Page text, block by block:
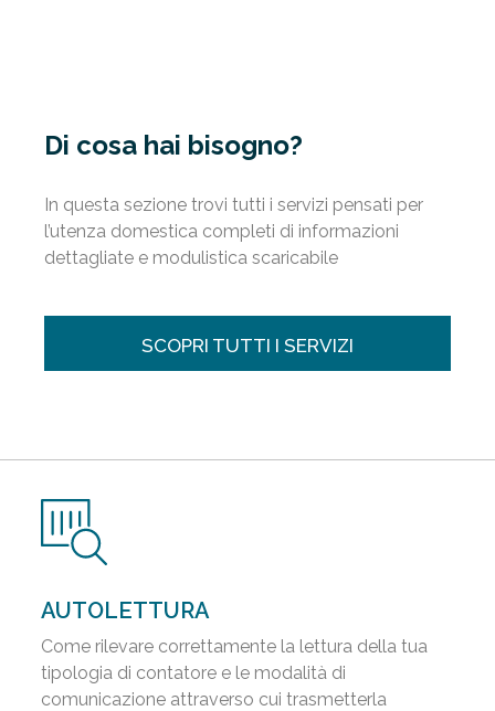
Di cosa hai bisogno?
In questa sezione trovi tutti i servizi pensati per
l’utenza domestica completi di informazioni
dettagliate e modulistica scaricabile
SCOPRI TUTTI I SERVIZI
AUTOLETTURA
Come rilevare correttamente la lettura della tua
tipologia di contatore e le modalità di
comunicazione attraverso cui trasmetterla